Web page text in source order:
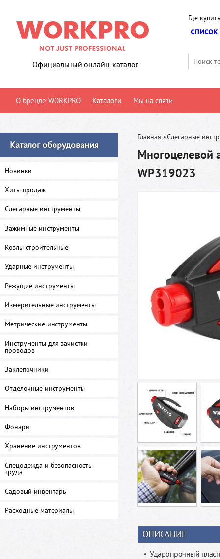
Официальный онлайн-каталог
Где
О бренде WORKPRO Каталоги Мы на связи
Каталог оборудования
Новинки
Хиты продаж
Слесарные инструменты
Зажимные инструменты
Козлы строительные
Ударные инструменты
Режущие инструменты
Измерительные инструменты
Метрические инструменты
Инструменты для зачистки
проводов
Заклепочники
Отделочные инструменты
Наборы инструментов
Фонари
Хранение инструментов
Спецодежда и безопасность
труда
Садовый инвентарь
Расходные материалы
Главная »Слесарные
Многоцелевой
WP319023
ОПИСАНИЕ
Ударопрочный